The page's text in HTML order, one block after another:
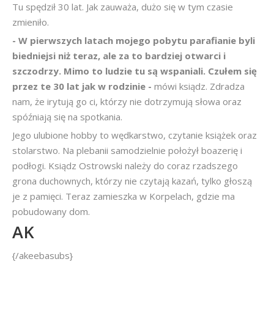
Tu spędził 30 lat. Jak zauważa, dużo się w tym czasie
zmieniło.
- W pierwszych latach mojego pobytu parafianie byli
biedniejsi niż teraz, ale za to bardziej otwarci i
szczodrzy. Mimo to ludzie tu są wspaniali. Czułem się
przez te 30 lat jak w rodzinie - mówi ksiądz. Zdradza
nam, że irytują go ci, którzy nie dotrzymują słowa oraz
spóźniają się na spotkania.
Jego ulubione hobby to wędkarstwo, czytanie książek oraz
stolarstwo. Na plebanii samodzielnie położył boazerię i
podłogi. Ksiądz Ostrowski należy do coraz rzadszego
grona duchownych, którzy nie czytają kazań, tylko głoszą
je z pamięci. Teraz zamieszka w Korpelach, gdzie ma
pobudowany dom.
AK
{/akeebasubs}